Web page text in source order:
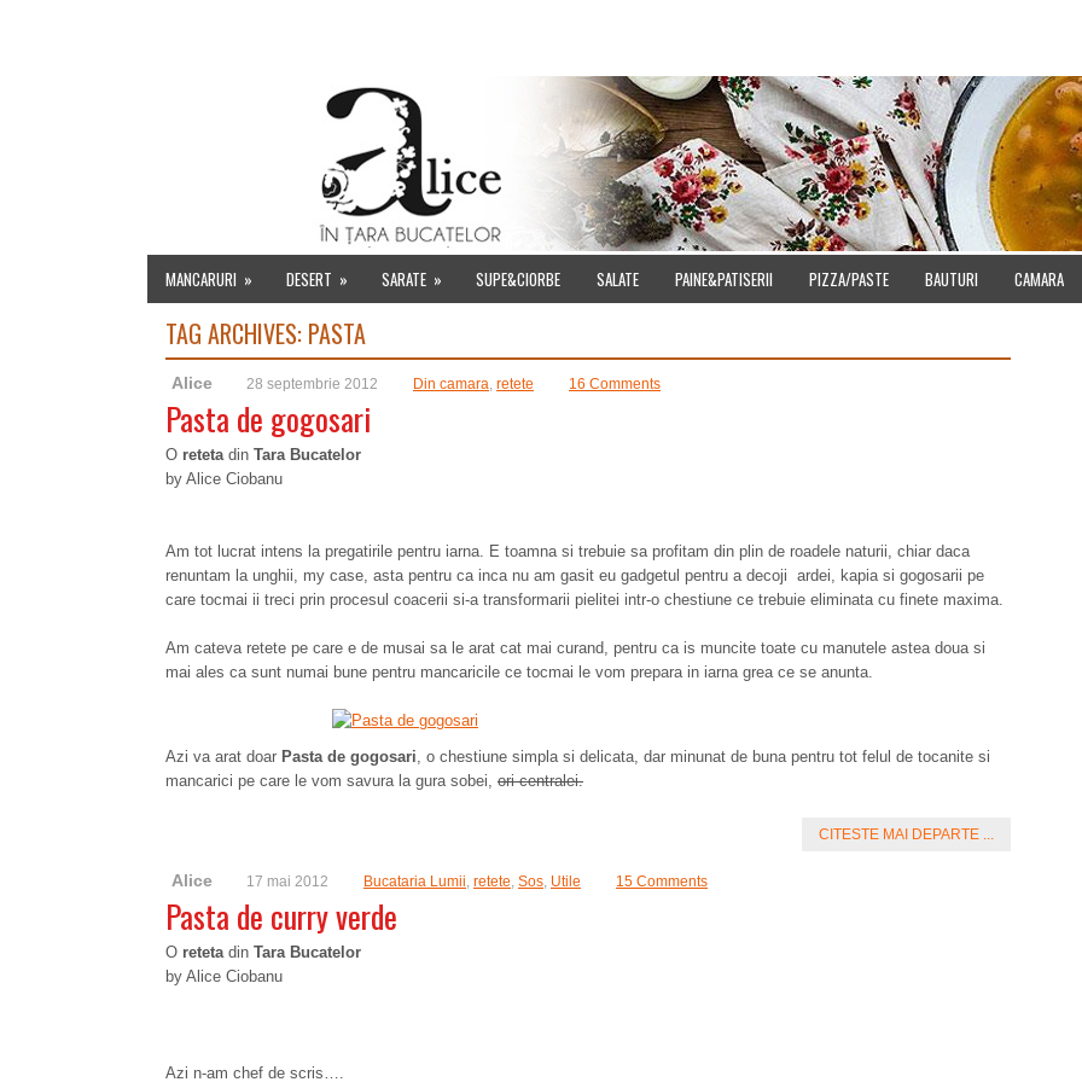
MANCARURI » DESERT » SARATE » SUPE&CIORBE SALATE PAINE&PATISERII PIZZA/PASTE BAUTURI CAMARA
TAG ARCHIVES: PASTA
Alice 28 septembrie 2012 Din camara, retete 16 Comments
Pasta de gogosari
O retetadin Tara Bucatelor
by Alice Ciobanu
Am tot lucrat intens la pregatirile pentru iarna. E toamna si trebuie sa profitam din plin de roadele naturii, chiar daca
renuntam la unghii, my case, asta pentru ca inca nu am gasit eu gadgetul pentru a decoji ardei, kapia si gogosarii pe
care tocmai ii treci prin procesul coacerii si-a transformarii pielitei intr-o chestiune ce trebuie eliminata cu finete maxima.
Am cateva retete pe care e de musai sa le arat cat mai curand, pentru ca is muncite toate cu manutele astea doua si
mai ales ca sunt numai bune pentru mancaricile ce tocmai le vom prepara in iarna grea ce se anunta.
Azi va arat doar Pasta de gogosari, o chestiune simpla si delicata, dar minunat de buna pentru tot felul de tocanite si
mancarici pe care le vom savura la gura sobei, ori centralei.
CITESTE MAI DEPARTE ...
Alice 17 mai 2012 Bucataria Lumii, retete, Sos, Utile 15 Comments
Pasta de curry verde
O retetadin Tara Bucatelor
by Alice Ciobanu
Azi n-am chef de scris….